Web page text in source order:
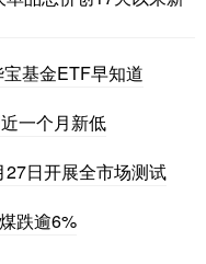
基金ETF早知道
一个月新低
日开展全市场测试
跌逾6%